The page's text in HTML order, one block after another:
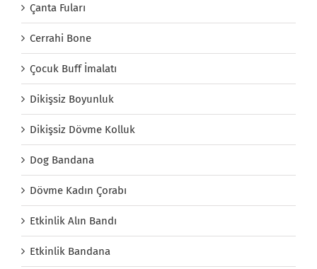
Çanta Fuları
Cerrahi Bone
Çocuk Buff İmalatı
Dikişsiz Boyunluk
Dikişsiz Dövme Kolluk
Dog Bandana
Dövme Kadın Çorabı
Etkinlik Alın Bandı
Etkinlik Bandana